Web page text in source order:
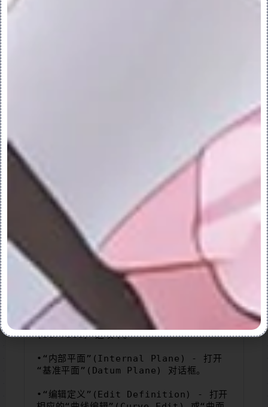
•“上一个”(Previous) - 在选择过程期间
•“从列表中拾取”(Pick From List) -
打开“从列表中拾取”(Pick From List)
窗口。
- 打开“曲线”(Curve) 选项卡。
- 打开“曲线”(Curve) 选项卡。
- 打开“曲线”(Curve) 选项卡。
•“曲面”(Surface) – 打开“曲面”
(Surface) 选项卡。
•“内部平面”(Internal Plane) - 打开
“基准平面”(Datum Plane) 对话框。
•“编辑定义”(Edit Definition) - 打开